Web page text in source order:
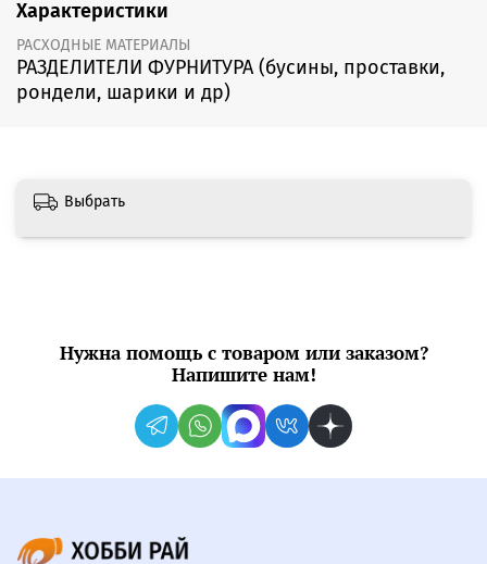
Характеристики
РАСХОДНЫЕ МАТЕРИАЛЫ
РАЗДЕЛИТЕЛИ ФУРНИТУРА (бусины, проставки,
рондели, шарики и др)
Выбрать
Нужна помощь с товаром или заказом?
Напишите нам!